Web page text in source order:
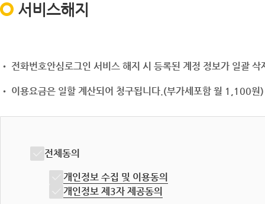
서비스해지
• 전화번호안심로그인 서비스 해지 시 등록된 계정 정보가 일괄
• 이용요금은 일할 계산되어 청구됩니다.(부가세포함 월 1,100원)
전체동의
개인정보 수집 및 이용동의
개인정보 제3자 제공동의